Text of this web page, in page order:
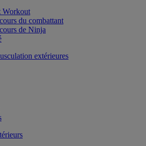
Workout
du combattant
de Ninja
extérieures